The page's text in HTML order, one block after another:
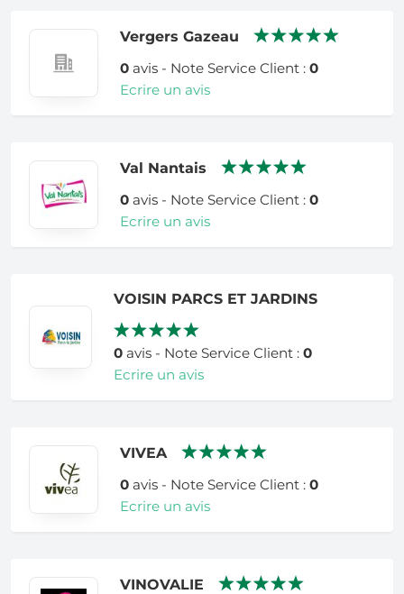
Vergers Gazeau
0avis - Note Service Client : 0
Ecrire un avis
Val Nantais
0avis - Note Service Client : 0
Ecrire un avis
VOISIN PARCS ET JARDINS
0avis - Note Service Client : 0
Ecrire un avis
VIVEA
0avis - Note Service Client : 0
Ecrire un avis
VINOVALIE